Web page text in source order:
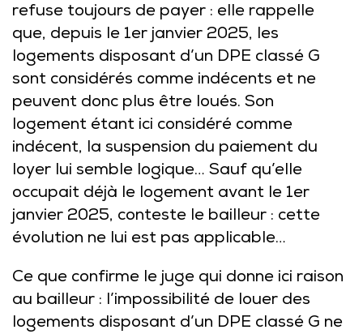
refuse toujours de payer : elle rappelle
que, depuis le 1er janvier 2025, les
logements disposant d’un DPE classé G
sont considérés comme indécents et ne
peuvent donc plus être loués. Son
logement étant ici considéré comme
indécent, la suspension du paiement du
loyer lui semble logique… Sauf qu’elle
occupait déjà le logement avant le 1er
janvier 2025, conteste le bailleur : cette
évolution ne lui est pas applicable…
Ce que confirme le juge qui donne ici raison
au bailleur : l’impossibilité de louer des
logements disposant d’un DPE classé G ne